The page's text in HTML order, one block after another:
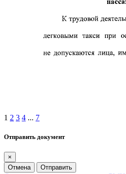
1 2 3 4 ... 7
Отправить документ
×
Отмена
Отправить